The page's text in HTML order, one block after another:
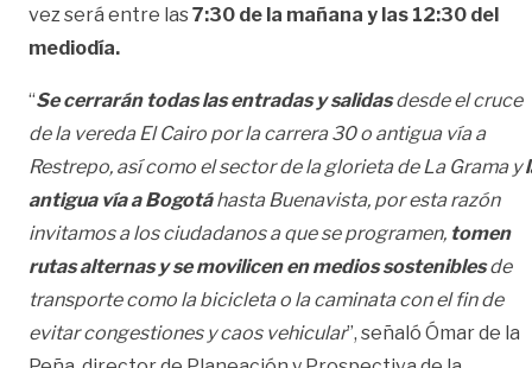
vez será entre las7:30 de la mañana y las 12:30 del
mediodía.
“Se cerrarán todas las entradas y salidasdesde el cruce
de la vereda El Cairo por la carrera 30 o antigua vía a
Restrepo, así como el sector de la glorieta de La Grama y
antigua vía a Bogotáhasta Buenavista, por esta razón
invitamos a los ciudadanos a que se programen, tomen
rutas alternas y se movilicen en medios sosteniblesde
transporte como la bicicleta o la caminata con el fin de
evitar congestiones y caos vehicular”, señaló Ómar de la